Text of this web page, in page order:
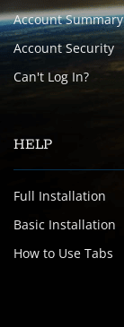
Account Summary
Account Security
Can't Log In?
HELP
Full Installation
Basic Installation
How to Use Tabs